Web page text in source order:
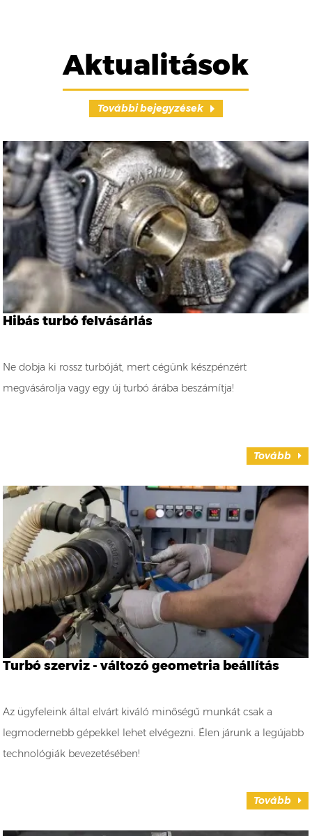
Aktualitások
További bejegyzések
Hibás turbó felvásárlás
Ne dobja ki rossz turbóját, mert cégünk készpénzért
megvásárolja vagy egy új turbó árába beszámítja!
Tovább
Turbó szerviz - változó geometria beállítás
Az ügyfeleink által elvárt kiváló minőségű munkát csak a
legmodernebb gépekkel lehet elvégezni. Élen járunk a legújabb
technológiák bevezetésében!
Tovább